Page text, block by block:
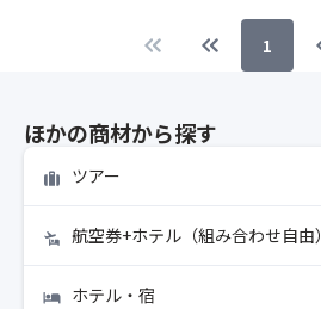
1
ほかの商材から探す
ツアー
航空券+ホテル（組み合わせ自由）
ホテル・宿